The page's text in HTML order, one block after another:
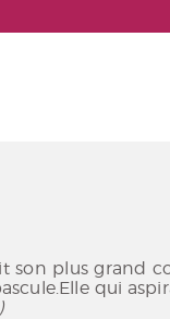
son plus grand
qui